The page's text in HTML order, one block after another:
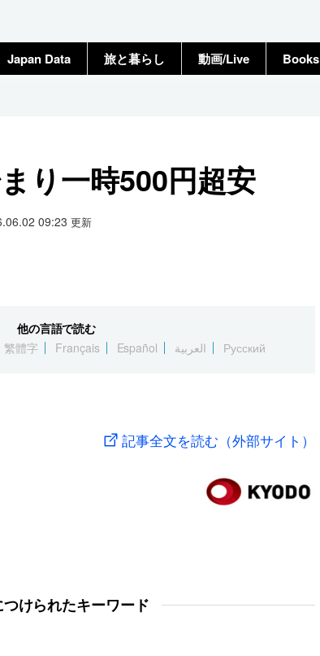
Japan Data 旅と暮らし 動画/Live Books
り一時500円超安
09:23 更新
他の言語で読む
繁體字 Français Español العربية Русский
記事全文を読む（外部サイト）
けられたキーワード